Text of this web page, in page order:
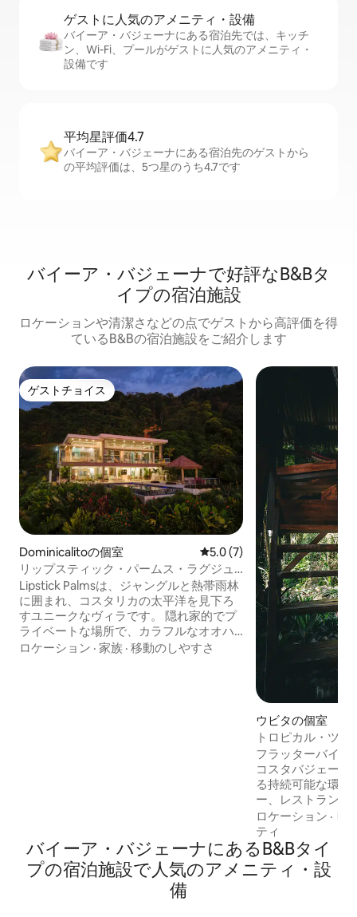
ゲストに人⁠気⁠のア⁠メ⁠ニ⁠テ⁠ィ・設⁠備
バイーア・バジェーナにある宿泊先では、キッチ
ン、Wi-Fi、プールがゲストに人気のアメニティ・
設備です
平均星評価4.7
バイーア・バジェーナにある宿泊先のゲストから
の平均評価は、5つ星のうち4.7です
バイーア・バジェーナで好評なB&Bタ
イプの宿泊施設
ロケーションや清潔さなどの点でゲストから高評価を得
ているB&Bの宿泊施設をご紹介します
ゲストチョイス
ゲストチョイス
Dominicalitoの個室 レビュー7件、5つ星中5.0つ
5.0 (7)
リップスティック・パームス・ラグジュ
アリーヴィラ2
Lipstick Palmsは、ジャングルと熱帯雨林
に囲まれ、コスタリカの太平洋を見下ろ
すユニークなヴィラです。 隠れ家的でプ
ライベートな場所で、カラフルなオオハ
シや遊び心のあるサルの鳴き声で目覚め
ロケーション · 家族 · 移動のしやすさ
ウビタの個室
トロピカル・ツ
ルコ」
フラッターバイハ
コスタバジェーナ
る持続可能な環境
ー、レストランで
い生活を探索し
の家です。シェフ
フボードと自転車
キ、すべてのゲス
ロッカーなどを提
ロケーション ·
ティ
バイーア・バジェーナにあるB&Bタイ
プの宿泊施設で人気のアメニティ・設
備